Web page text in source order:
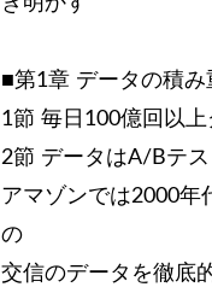
■第1章 データの積
1節 毎日100億回以
2節 データはA/Bテ
アマゾンでは2000年
の
交信のデータを徹底